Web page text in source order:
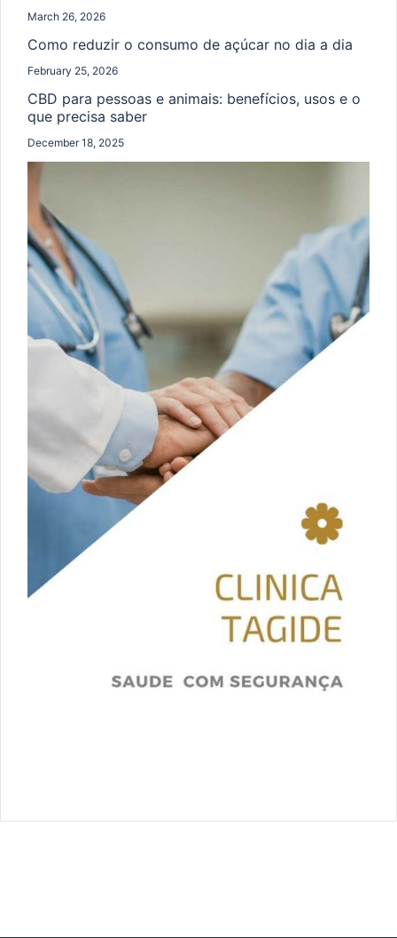
March 26, 2026
Como reduzir o consumo de açúcar no dia a dia
February 25, 2026
CBD para pessoas e animais: benefícios, usos e o
que precisa saber
December 18, 2025